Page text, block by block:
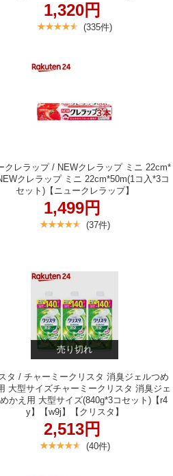
1,320円
(335件)
クレラップ / NEWクレラップ ミニ 22cm*
クレラップ ミニ 22cm*50m(1コ入*3コ
セット)【ニュークレラップ】
1,499円
(37件)
売り切れ
タ / チャーミークリスタ 消臭ジェルつめ
大型サイズチャーミークリスタ 消臭ジェ
かえ用 大型サイズ(840g*3コセット)【r4
y】【w9j】【クリスタ】
2,513円
(40件)